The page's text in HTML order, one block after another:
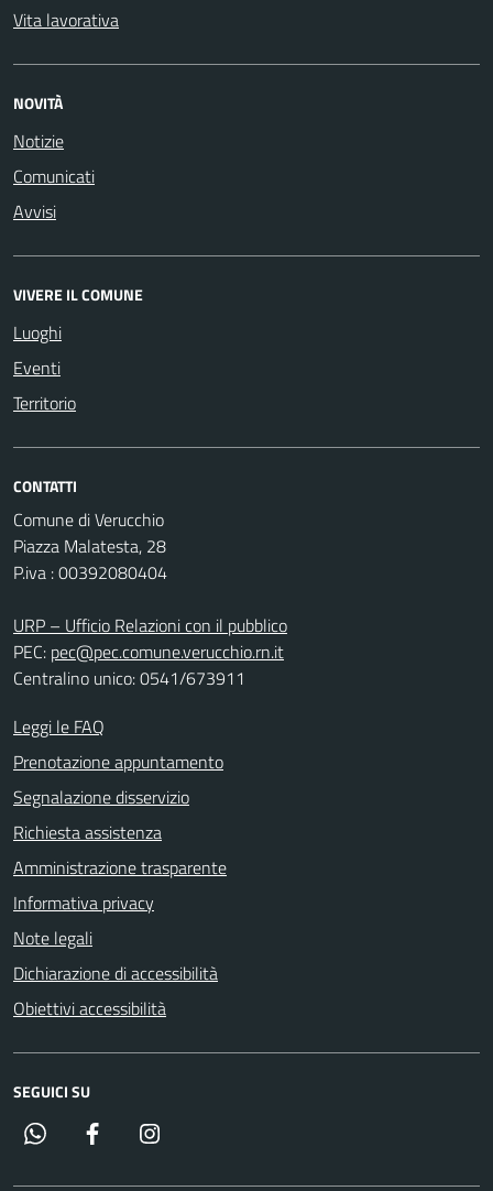
Vita lavorativa
NOVITÀ
Notizie
Comunicati
Avvisi
VIVERE IL COMUNE
Luoghi
Eventi
Territorio
CONTATTI
Comune di Verucchio
Piazza Malatesta, 28
P.iva : 00392080404
URP – Ufficio Relazioni con il pubblico
PEC: pec@pec.comune.verucchio.rn.it
Centralino unico: 0541/673911
Leggi le FAQ
Prenotazione appuntamento
Segnalazione disservizio
Richiesta assistenza
Amministrazione trasparente
Informativa privacy
Note legali
Dichiarazione di accessibilità
Obiettivi accessibilità
SEGUICI SU
Whatsapp Facebook